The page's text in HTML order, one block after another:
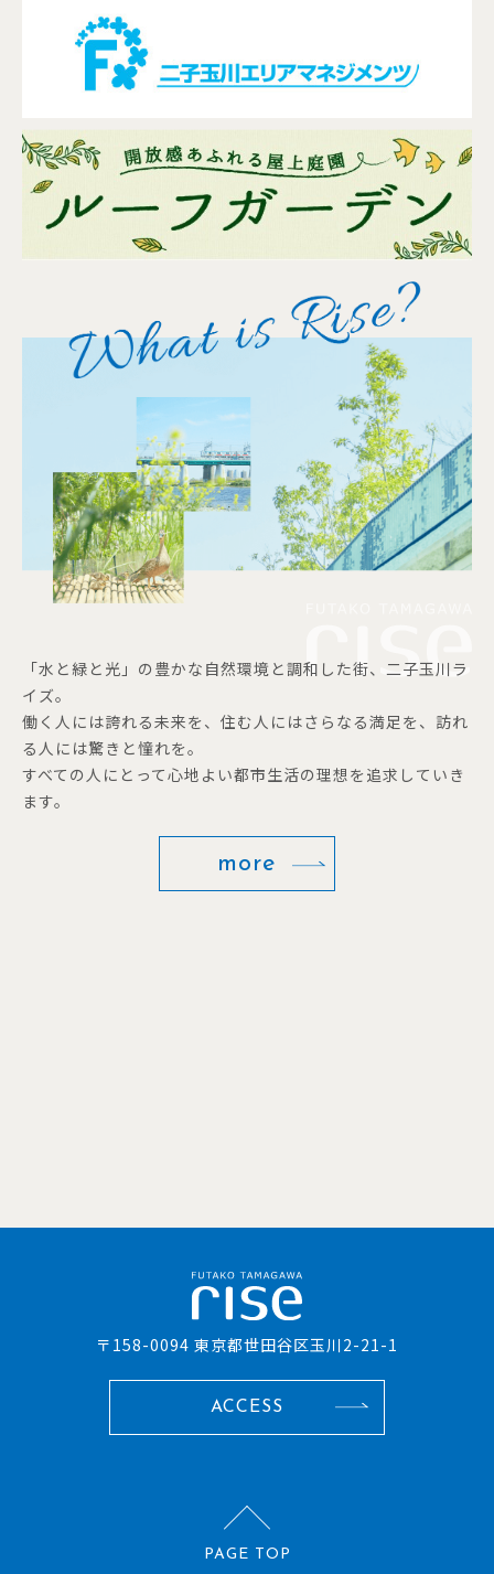
「水と緑と光」の豊かな自然環境と調和した街、二子玉川ラ
イズ。
働く人には誇れる未来を、住む人にはさらなる満足を、訪れ
る人には驚きと憧れを。
すべての人にとって心地よい都市生活の理想を追求していき
ます。
more
〒158-0094 東京都世田谷区玉川2-21-1
ACCESS
PAGE TOP